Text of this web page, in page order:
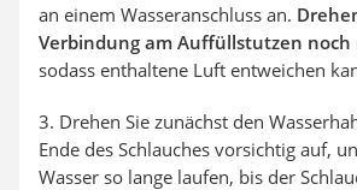
an einem Wasseranschluss an.
Verbindung am Auffüllstutzen noch
sodass enthaltene Luft entweichen
3. Drehen Sie zunächst den
Ende des Schlauches vorsichtig auf,
Wasser so lange laufen, bis der